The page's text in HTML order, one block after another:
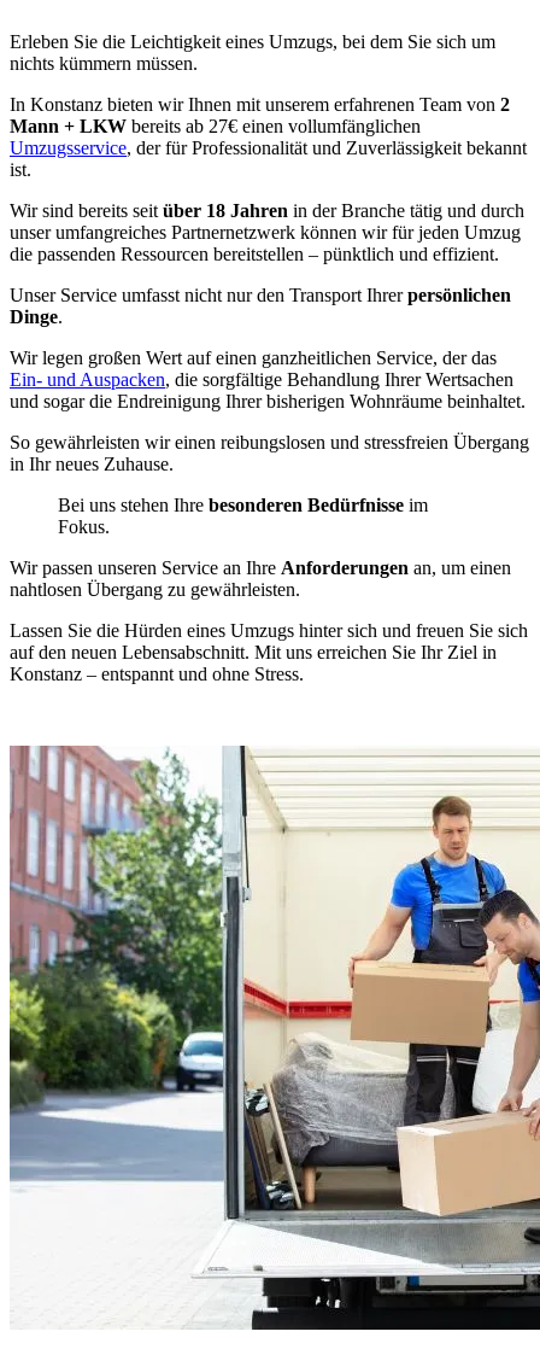
Erleben Sie die Leichtigkeit eines Umzugs, bei dem Sie sich um
nichts kümmern müssen.
In Konstanz bieten wir Ihnen mit unserem erfahrenen Team von 2
Mann + LKW bereits ab 27€ einen vollumfänglichen
Umzugsservice, der für Professionalität und Zuverlässigkeit bekannt
ist.
Wir sind bereits seit über 18 Jahren in der Branche tätig und durch
unser umfangreiches Partnernetzwerk können wir für jeden Umzug
die passenden Ressourcen bereitstellen – pünktlich und effizient.
Unser Service umfasst nicht nur den Transport Ihrerpersönlichen
Dinge.
Wir legen großen Wert auf einen ganzheitlichen Service, der das
Ein- und Auspacken, die sorgfältige Behandlung Ihrer Wertsachen
und sogar die Endreinigung Ihrer bisherigen Wohnräume beinhaltet.
So gewährleisten wir einen reibungslosen und stressfreien Übergang
in Ihr neues Zuhause.
Bei uns stehen Ihre besonderen Bedürfnisse im
Fokus.
Wir passen unseren Service an Ihre Anforderungen an, um einen
nahtlosen Übergang zu gewährleisten.
Lassen Sie die Hürden eines Umzugs hinter sich und freuen Sie sich
auf den neuen Lebensabschnitt. Mit uns erreichen Sie Ihr Ziel in
Konstanz – entspannt und ohne Stress.